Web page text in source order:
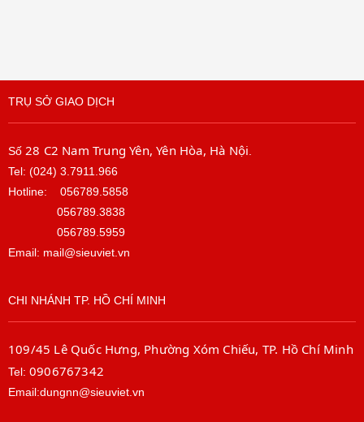
TRỤ SỞ GIAO DỊCH
Số 28 C2 Nam Trung Yên, Yên Hòa, Hà Nội.
Tel: (024) 3.7911.966
Hotline: 056789.5858
056789.3838
056789.5959
Email: mail@sieuviet.vn
CHI NHÁNH TP. HỒ CHÍ MINH
109/45 Lê Quốc Hưng, Phường Xóm Chiếu, TP. Hồ Chí Minh
Tel: 0906767342
Email:dungnn@sieuviet.vn